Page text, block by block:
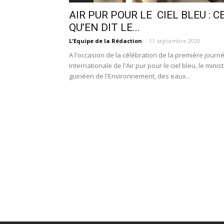
AIR PUR POUR LE CIEL BLEU :
QU’EN DIT LE...
L'Equipe de la Rédaction - 11 septembre 2020
A l'occasion de la célébration de la première
internationale de l'Air pur pour le ciel bleu, le
guinéen de l'Environnement, des eaux...